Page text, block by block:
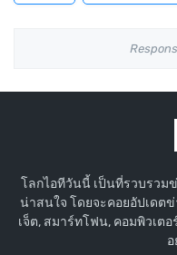
โลกไอทีวันนี้ เป็นที่รวบรวม
น่าสนใจ โดยจะคอยอัปเดต
เจ็ต, สมาร์ทโฟน, คอมพิวเต